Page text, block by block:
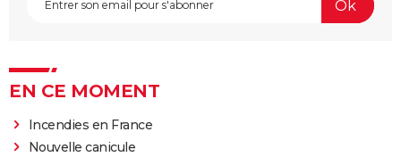
EN CE MOMENT
Incendies en France
Nouvelle canicule